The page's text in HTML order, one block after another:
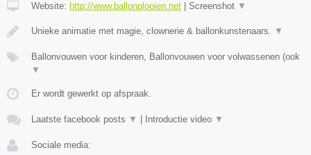
Website: http://www.ballonplooien.net Screenshot ▼
Unieke animatie met magie, clownerie & ballonkunstenaars. ▼
Ballonvouwen voor kinderen, Ballonvouwen voor volwassenen (ook
▼
Er wordt gewerkt op afspraak.
Laatste facebook posts ▼ Introductie video ▼
Sociale media: